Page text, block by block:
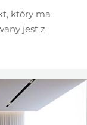
który ma
jest z